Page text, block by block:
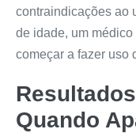
contraindicações ao
de idade, um
começar a fazer uso
Quando